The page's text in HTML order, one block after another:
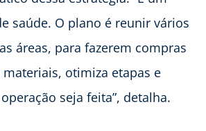
saúde. O plano é reunir vários
áreas, para fazerem compras
otimiza etapas e
seja feita”, detalha.